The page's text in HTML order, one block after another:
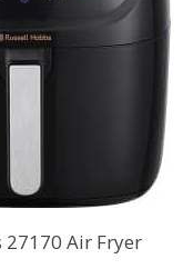
27170 Air Fryer